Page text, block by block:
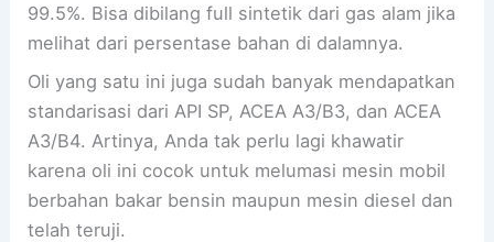
99.5%. Bisa dibilang full sintetik dari gas alam jika
melihat dari persentase bahan di dalamnya.
Oli yang satu ini juga sudah banyak mendapatkan
standarisasi dari API SP, ACEA A3/B3, dan ACEA
A3/B4. Artinya, Anda tak perlu lagi khawatir
karena oli ini cocok untuk melumasi mesin mobil
berbahan bakar bensin maupun mesin diesel dan
telah teruji.